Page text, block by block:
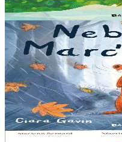
Er stok13,00 €
3 bloaz hag ouzhpenn
Bannoù-heol
Nebaon, Marc'harid !
An avel, ar glav... Ne blij ket
Spontet-mik e vez bewech
nevez, a zeuio a-benn da
Er stok13,00 €
8 vloaz hag ouzhpenn